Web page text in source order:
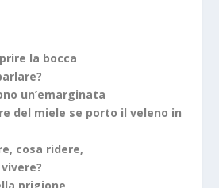
la bocca
un’emarginata
del miele se porto il veleno in
cosa ridere,